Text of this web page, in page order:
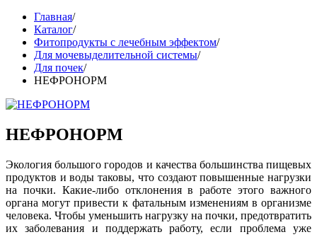
Главная/
Каталог/
Фитопродукты с лечебным эффектом/
Для мочевыделительной системы/
Для почек/
НЕФРОНОРМ
НЕФРОНОРМ
Экология большого городов и качества большинства пищевых
продуктов и воды таковы, что создают повышенные нагрузки
на почки. Какие-либо отклонения в работе этого важного
органа могут привести к фатальным изменениям в организме
человека. Чтобы уменьшить нагрузку на почки, предотвратить
их заболевания и поддержать работу, если проблема уже